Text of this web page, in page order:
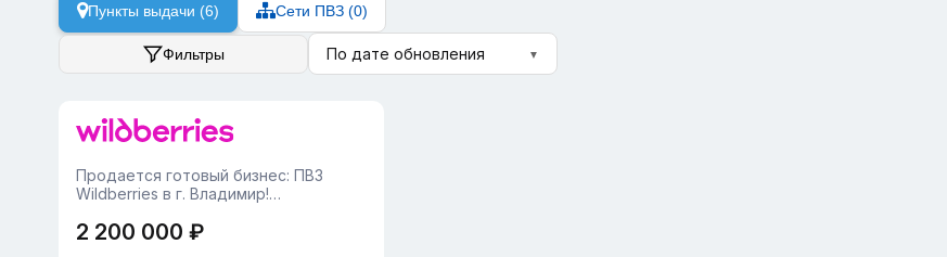
Пункты выдачи (6) Сети ПВЗ (0)
Фильтры По дате обновления ▼
Продается готовый бизнес: ПВЗ
Wildberries в г. Владимир!
успешно развивающийся бизнес-
2 200 000 ₽